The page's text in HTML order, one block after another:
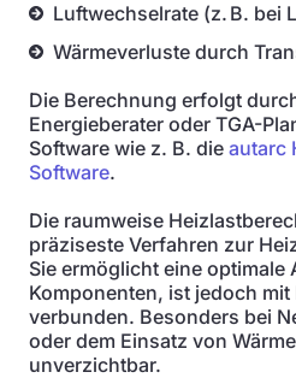
Luftwechselrate (z. B. bei
Wärmeverluste durch
Die Berechnung erfolgt
Energieberater oder TGA-
Software wie z. B. die autarc
Software.
Die raumweise
präziseste Verfahren zur
Sie ermöglicht eine optimale
Komponenten, ist jedoch
verbunden. Besonders bei
oder dem Einsatz von
unverzichtbar.